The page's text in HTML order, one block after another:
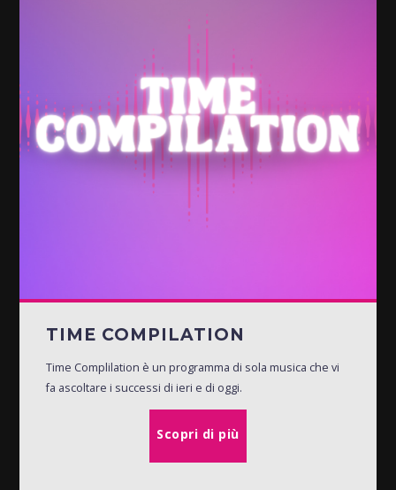
TIME COMPILATION
Time Complilation è un programma di sola musica che vi
fa ascoltare i successi di ieri e di oggi.
Scopri di più